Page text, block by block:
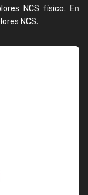
NCS físico. En
NCS.